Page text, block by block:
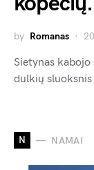
by Romanas
Sietynas
dulkių
N NAMAI